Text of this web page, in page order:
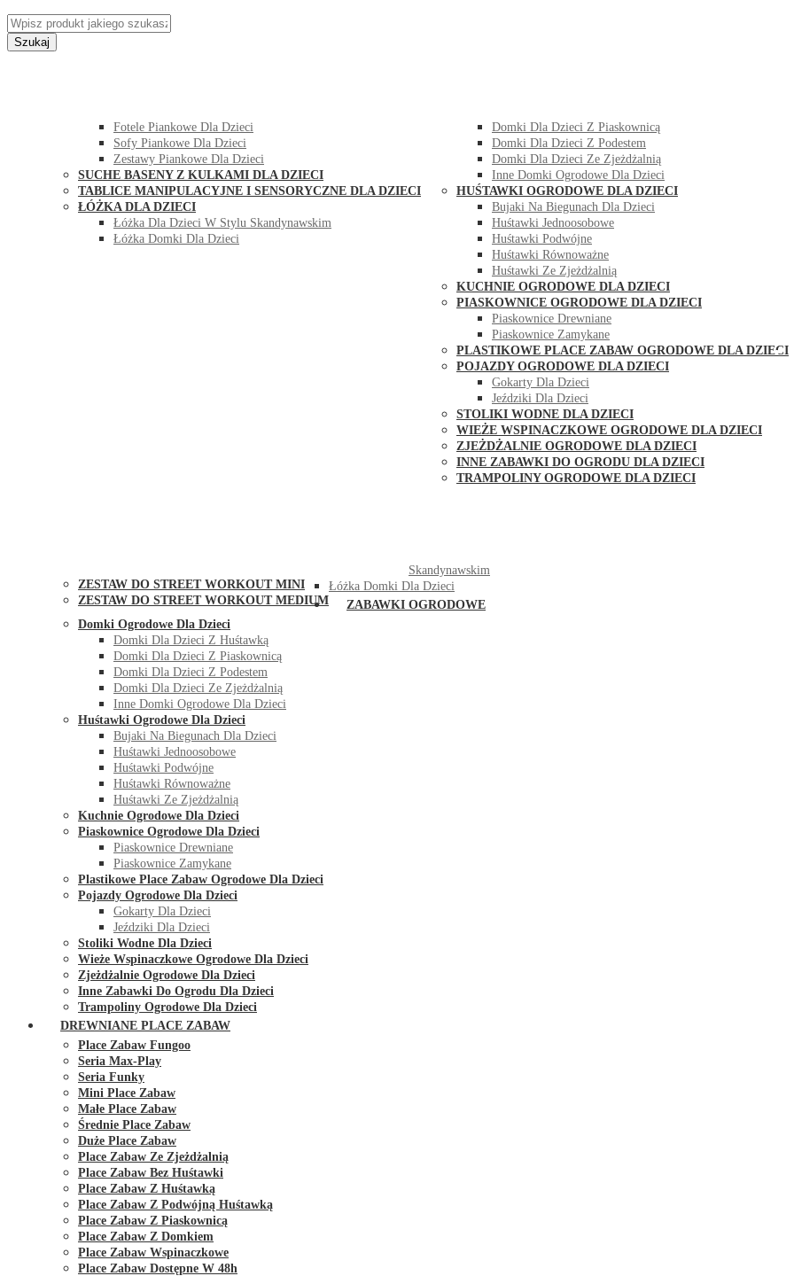
Szukaj
Fotele Piankowe Dla Dzieci
Sofy Piankowe Dla Dzieci
Zestawy Piankowe Dla Dzieci
SUCHE BASENY Z KULKAMI DLA DZIECI
TABLICE MANIPULACYJNE I SENSORYCZNE DLA DZIECI
ŁÓŻKA DLA DZIECI
Łóżka Dla Dzieci W Stylu Skandynawskim
Łóżka Domki Dla Dzieci
Domki Dla Dzieci Z Piaskownicą
Domki Dla Dzieci Z Podestem
Domki Dla Dzieci Ze Zjeżdżalnią
Inne Domki Ogrodowe Dla Dzieci
HUŚTAWKI OGRODOWE DLA DZIECI
Bujaki Na Biegunach Dla Dzieci
Huśtawki Jednoosobowe
Huśtawki Podwójne
Huśtawki Równoważne
Huśtawki Ze Zjeżdżalnią
KUCHNIE OGRODOWE DLA DZIECI
PIASKOWNICE OGRODOWE DLA DZIECI
Piaskownice Drewniane
Piaskownice Zamykane
PLASTIKOWE PLACE ZABAW OGRODOWE DLA DZIECI
POJAZDY OGRODOWE DLA DZIECI
Gokarty Dla Dzieci
Jeździki Dla Dzieci
STOLIKI WODNE DLA DZIECI
WIEŻE WSPINACZKOWE OGRODOWE DLA DZIECI
ZJEŻDŻALNIE OGRODOWE DLA DZIECI
INNE ZABAWKI DO OGRODU DLA DZIECI
TRAMPOLINY OGRODOWE DLA DZIECI
ZESTAW DO STREET WORKOUT MINI
ZESTAW DO STREET WORKOUT MEDIUM
Skandynawskim
Łóżka Domki Dla Dzieci
ZABAWKI OGRODOWE
Domki Ogrodowe Dla Dzieci
Domki Dla Dzieci Z Huśtawką
Domki Dla Dzieci Z Piaskownicą
Domki Dla Dzieci Z Podestem
Domki Dla Dzieci Ze Zjeżdżalnią
Inne Domki Ogrodowe Dla Dzieci
Huśtawki Ogrodowe Dla Dzieci
Bujaki Na Biegunach Dla Dzieci
Huśtawki Jednoosobowe
Huśtawki Podwójne
Huśtawki Równoważne
Huśtawki Ze Zjeżdżalnią
Kuchnie Ogrodowe Dla Dzieci
Piaskownice Ogrodowe Dla Dzieci
Piaskownice Drewniane
Piaskownice Zamykane
Plastikowe Place Zabaw Ogrodowe Dla Dzieci
Pojazdy Ogrodowe Dla Dzieci
Gokarty Dla Dzieci
Jeździki Dla Dzieci
Stoliki Wodne Dla Dzieci
Wieże Wspinaczkowe Ogrodowe Dla Dzieci
Zjeżdżalnie Ogrodowe Dla Dzieci
Inne Zabawki Do Ogrodu Dla Dzieci
Trampoliny Ogrodowe Dla Dzieci
DREWNIANE PLACE ZABAW
Place Zabaw Fungoo
Seria Max-Play
Seria Funky
Mini Place Zabaw
Małe Place Zabaw
Średnie Place Zabaw
Duże Place Zabaw
Place Zabaw Ze Zjeżdżalnią
Place Zabaw Bez Huśtawki
Place Zabaw Z Huśtawką
Place Zabaw Z Podwójną Huśtawką
Place Zabaw Z Piaskownicą
Place Zabaw Z Domkiem
Place Zabaw Wspinaczkowe
Place Zabaw Dostępne W 48h